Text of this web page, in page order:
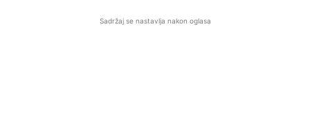
Sadržaj se nastavlja nakon oglasa